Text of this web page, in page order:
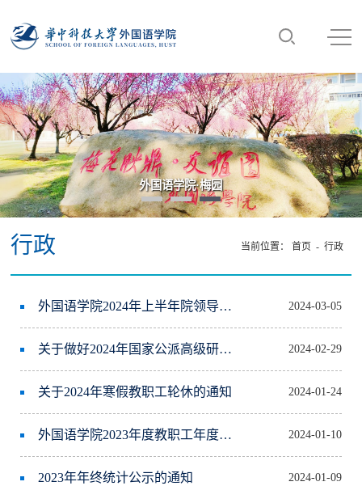
外国语学院·梅园
行政 当前位置： 首页 - 行政
外国语学院2024年上半年院领导开门办公工作安排 2024-03-05
关于做好2024年国家公派高级研究学者、访问学者（含博士后项目）选派工作的通知 2024-02-29
关于2024年寒假教职工轮休的通知 2024-01-24
外国语学院2023年度教职工年度考核工作安排 2024-01-10
2023年年终统计公示的通知 2024-01-09